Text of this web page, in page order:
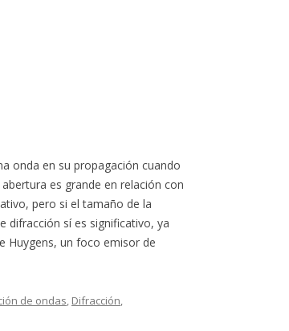
onda en su propagación cuando
es grande en relación con
pero si el tamaño de la
difracción sí es significativo, ya
Huygens, un foco emisor de
de ondas, Difracción,